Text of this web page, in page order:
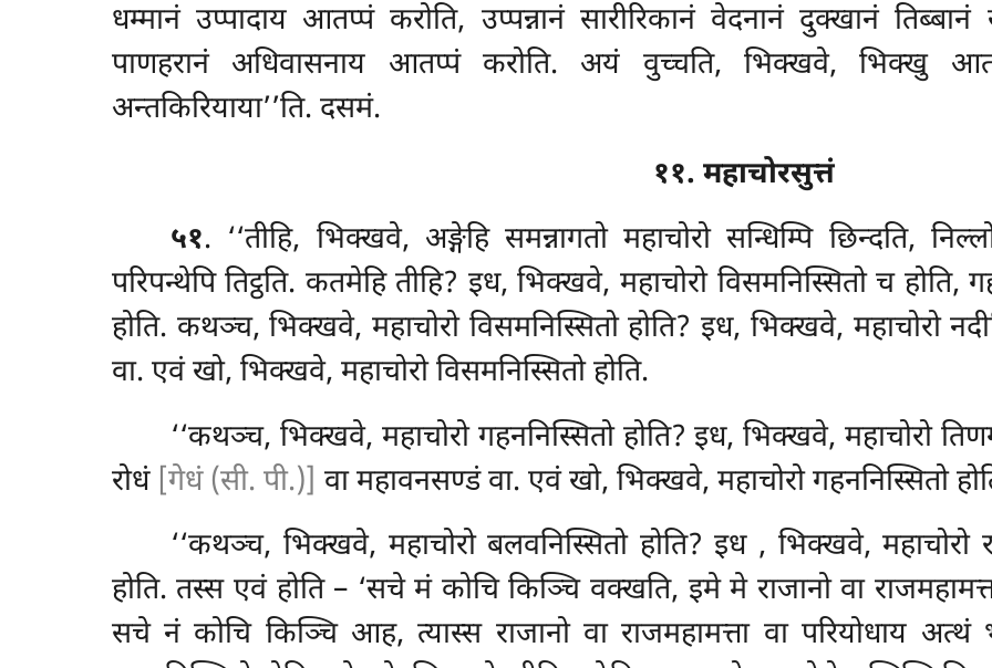
धम्मानं उप्पादाय आतप्पं करोति, उप्पन्नानं सारीरिकानं वेदनानं दुक्खानं
पाणहरानं अधिवासनाय आतप्पं करोति. अयं वुच्चति, भिक्खवे, भिक्खु
अन्तकिरियाया’’ति. दसमं.
११. महाचोरसुत्तं
५१. ‘‘तीहि, भिक्खवे, अङ्गेहि समन्नागतो महाचोरो सन्धिम्पि छिन्दति,
परिपन्थेपि तिट्ठति. कतमेहि तीहि? इध, भिक्खवे, महाचोरो विसमनिस्सितो च होति,
होति. कथञ्च, भिक्खवे, महाचोरो विसमनिस्सितो होति? इध, भिक्खवे, महाचोरो
वा. एवं खो, भिक्खवे, महाचोरो विसमनिस्सितो होति.
‘‘कथञ्च, भिक्खवे, महाचोरो गहननिस्सितो होति? इध, भिक्खवे, महाचोरो
रोधं [गेधं (सी. पी.)] वा महावनसण्डं वा. एवं खो, भिक्खवे, महाचोरो गहननिस्सितो
‘‘कथञ्च, भिक्खवे, महाचोरो बलवनिस्सितो होति? इध , भिक्खवे, महाचोरो
होति. तस्स एवं होति – ‘सचे मं कोचि किञ्चि वक्खति, इमे मे राजानो वा
सचे नं कोचि किञ्चि आह, त्यास्स राजानो वा राजमहामत्ता वा परियोधाय